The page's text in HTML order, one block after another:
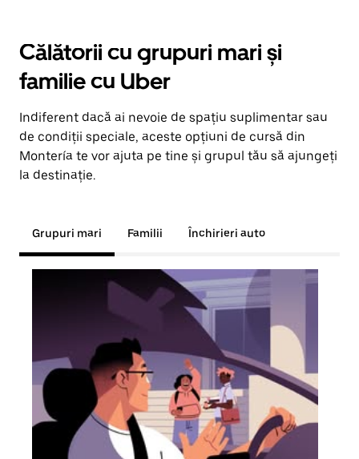
Călătorii cu grupuri mari și
familie cu Uber
Indiferent dacă ai nevoie de spațiu suplimentar sau
de condiții speciale, aceste opțiuni de cursă din
Montería te vor ajuta pe tine și grupul tău să ajungeți
la destinație.
Grupuri mari Familii Închirieri auto